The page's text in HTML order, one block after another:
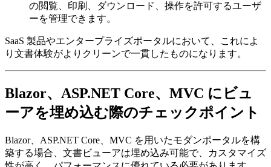
の閲覧、印刷、ダウンロード、操作を許可するユーザ
ーを管理できます。
SaaS 製品やエンタープライズポータルにおいて、これによ
り文書体験がよりクリーンで一貫したものになります。
Blazor、ASP.NET Core、MVC にビュ
ーアを埋め込む際のチェックポイント
Blazor、ASP.NET Core、MVC を用いたモダンポータルを構
築する場合、文書ビューアは埋め込み可能で、カスタマイズ